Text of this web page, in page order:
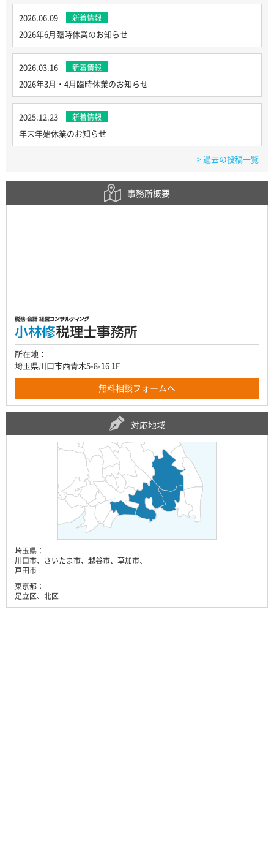
2026.06.09 新着情報
2026年6月臨時休業のお知らせ
2026.03.16 新着情報
2026年3月・4月臨時休業のお知らせ
2025.12.23 新着情報
年末年始休業のお知らせ
> 過去の投稿一覧
事務所概要
所在地：
埼玉県川口市西青木5-8-16 1F
無料相談フォームへ
対応地域
埼玉県：
川口市、さいたま市、越谷市、草加市、
戸田市
東京都：
足立区、北区